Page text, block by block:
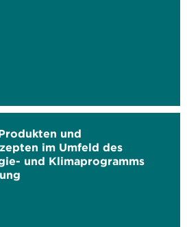
und
im Umfeld des
und Klimaprogramms